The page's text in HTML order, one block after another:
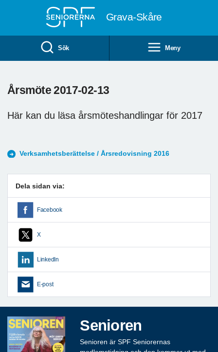
Grava-Skåre
Sök Meny
Årsmöte 2017-02-13
Här kan du läsa årsmöteshandlingar för 2017
Verksamhetsberättelse / Årsredovisning 2016
Dela sidan via:
Facebook
X
LinkedIn
E-post
Senioren
Senioren är SPF Seniorernas